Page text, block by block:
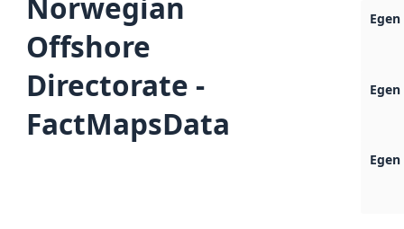
Offshore
Directorate -
FactMapsData